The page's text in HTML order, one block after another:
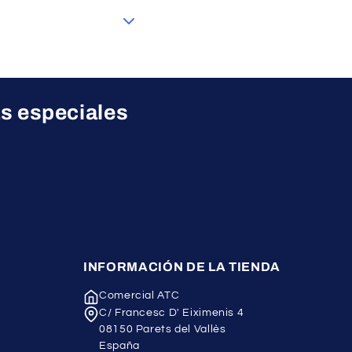
especiales
INFORMACIÓN DE LA TIENDA
Comercial ATC
C/ Francesc D' Eiximenis 4
08150 Parets del Vallès
España